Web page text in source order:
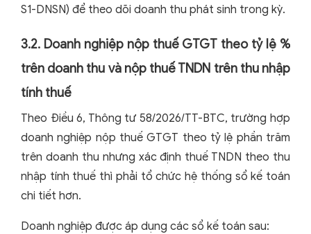
S1-DNSN) để theo dõi doanh thu phát sinh trong kỳ.
3.2. Doanh nghiệp nộp thuế GTGT theo tỷ lệ %
trên doanh thu và nộp thuế TNDN trên thu nhập
tính thuế
Theo Điều 6, Thông tư 58/2026/TT-BTC, trường hợp
doanh nghiệp nộp thuế GTGT theo tỷ lệ phần trăm
trên doanh thu nhưng xác định thuế TNDN theo thu
nhập tính thuế thì phải tổ chức hệ thống sổ kế toán
chi tiết hơn.
Doanh nghiệp được áp dụng các sổ kế toán sau: